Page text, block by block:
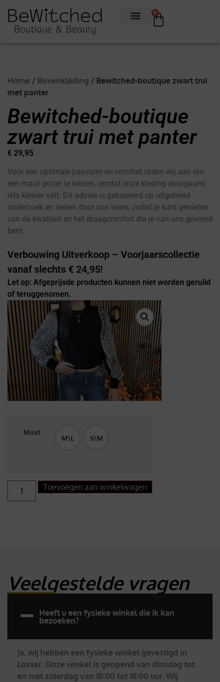
0
Home / Bovenkleding / Bewitched-boutique zwart trui
met panter
Bewitched-boutique
zwart trui met panter
€ 29,95
Voor een optimale pasvorm en comfort raden wij aan om
een maat groter te kiezen, omdat onze kleding doorgaans
iets kleiner valt. Dit advies is gebaseerd op uitgebreid
onderzoek en testen door ons team, zodat je kunt genieten
van de kwaliteit en het draagcomfort die je van ons gewend
bent.
Verbouwing Uitverkoop – Voorjaarscollectie
vanaf slechts € 24,95!
Let op: Afgeprijsde producten kunnen niet worden geruild
of teruggenomen.
Maat
M\L S\M
Toevoegen aan winkelwagen
Veelgestelde vragen
Heeft u een fysieke winkel die ik kan
bezoeken?
Ja, wij hebben een fysieke winkel gevestigd in
Losser. Onze winkel is geopend van dinsdag tot
en met zaterdag van 10:00 tot 18:00 uur. Wij